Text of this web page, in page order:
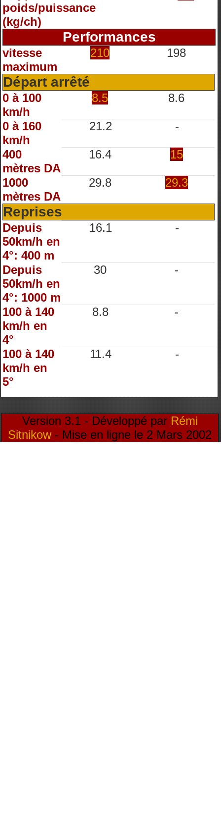
poids/puissance
(kg/ch)
Performances
vitesse
maximum
210 198
Départ arrêté
0 à 100
km/h
8.5 8.6
0 à 160
km/h
21.2 -
400
mètres DA
16.4 15
1000
mètres DA
29.8 29.3
Reprises
Depuis
50km/h en
4°: 400 m
16.1 -
Depuis
50km/h en
4°: 1000 m
30 -
100 à 140
km/h en
4°
8.8 -
100 à 140
km/h en
5°
11.4 -
Version 3.1 - Développé par Rémi
Sitnikow- Mise en ligne le 2 Mars 2002